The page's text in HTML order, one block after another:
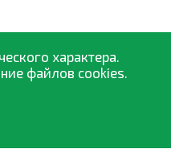
характера.
файлов cookies.